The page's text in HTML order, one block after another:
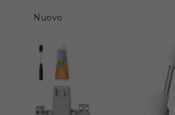
ampie in una sola volta,
necessità di aggiungere acqua
adatto a tutti i pavimenti in legno
non c'è bisogno di esitare sul
TOSIMA H1 è in grado di
facilità.
Pulizia rapida a tutto
Nuovo